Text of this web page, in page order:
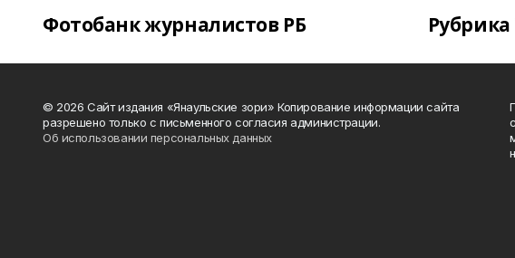
Фотобанк журналистов РБ
© 2026 Сайт издания «Янаульские зори» Копирование информации сайта
разрешено только с письменного согласия администрации.
Об использовании персональных данных